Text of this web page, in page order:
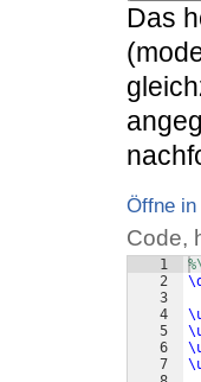
Das
Öffne
Code,
1
2
3
4
5
6
7